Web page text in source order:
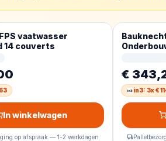
vaatwasser
14 couverts
In winkelwagen
op afspraak — 1-2 werkdagen
Bauknecht
€
in3: 3x €